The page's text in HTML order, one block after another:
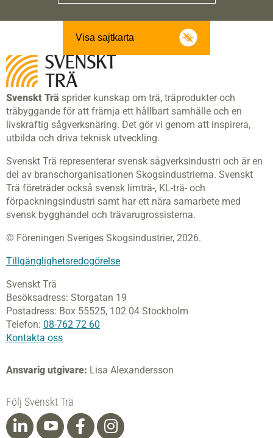
Visa sajtkarta
Svenskt Trä sprider kunskap om trä, träprodukter och
träbyggande för att främja ett hållbart samhälle och en
livskraftig sågverksnäring. Det gör vi genom att inspirera,
utbilda och driva teknisk utveckling.
Svenskt Trä representerar svensk sågverksindustri och är en
del av branschorganisationen Skogsindustrierna. Svenskt
Trä företräder också svensk limträ-, KL-trä- och
förpackningsindustri samt har ett nära samarbete med
svensk bygghandel och trävarugrossisterna.
© Föreningen Sveriges Skogsindustrier, 2026.
Tillgänglighetsredogörelse
Svenskt Trä
Besöksadress: Storgatan 19
Postadress: Box 55525, 102 04 Stockholm
Telefon: 08-762 72 60
Kontakta oss
Ansvarig utgivare: Lisa Alexandersson
Följ Svenskt Trä